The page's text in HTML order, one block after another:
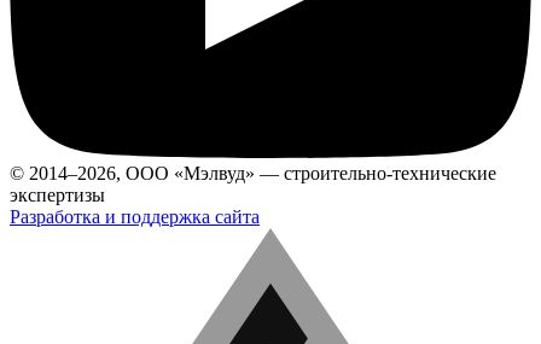
© 2014–2026, ООО «Мэлвуд» — строительно-технические
экспертизы
Разработка и поддержка сайта